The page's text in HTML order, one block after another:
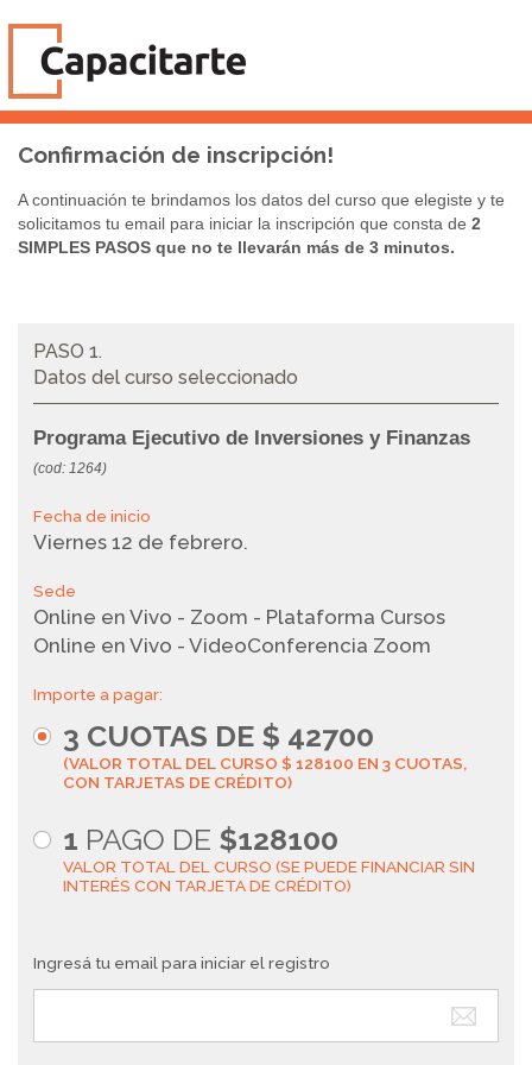
Confirmación de inscripción!
A continuación te brindamos los datos del curso que elegiste y te
solicitamos tu email para iniciar la inscripción que consta de 2
SIMPLES PASOS que no te llevarán más de 3 minutos.
PASO 1.
Datos del curso seleccionado
Programa Ejecutivo de Inversiones y Finanzas
(cod: 1264)
Fecha de inicio
Viernes 12 de febrero.
Sede
Online en Vivo - Zoom - Plataforma Cursos
Online en Vivo - VideoConferencia Zoom
Importe a pagar:
3 CUOTAS DE $ 42700
(VALOR TOTAL DEL CURSO $ 128100 EN 3 CUOTAS,
CON TARJETAS DE CRÉDITO)
1 PAGO DE $128100
VALOR TOTAL DEL CURSO (SE PUEDE FINANCIAR SIN
INTERÉS CON TARJETA DE CRÉDITO)
Ingresá tu email para iniciar el registro